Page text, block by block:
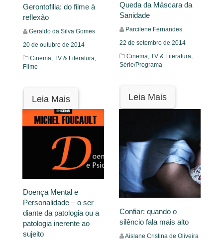
Gerontofilia: do filme à
reflexão
Geraldo da Silva Gomes
20 de outubro de 2014
Cinema, TV & Literatura,
Filme
Leia Mais
Queda da Máscara da
Sanidade
Parcilene Fernandes
22 de setembro de 2014
Cinema, TV & Literatura,
Série/Programa
Leia Mais
Doença Mental e
Personalidade – o ser
diante da patologia ou a
patologia inerente ao
sujeito
Confiar: quando o
silêncio fala mais alto
Aislane Cristina de Oliveira